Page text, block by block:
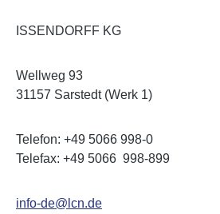
ISSENDORFF KG
Wellweg 93
31157 Sarstedt (Werk 1)
Telefon: +49 5066 998-0
Telefax: +49 5066 998-899
info-de@lcn.de